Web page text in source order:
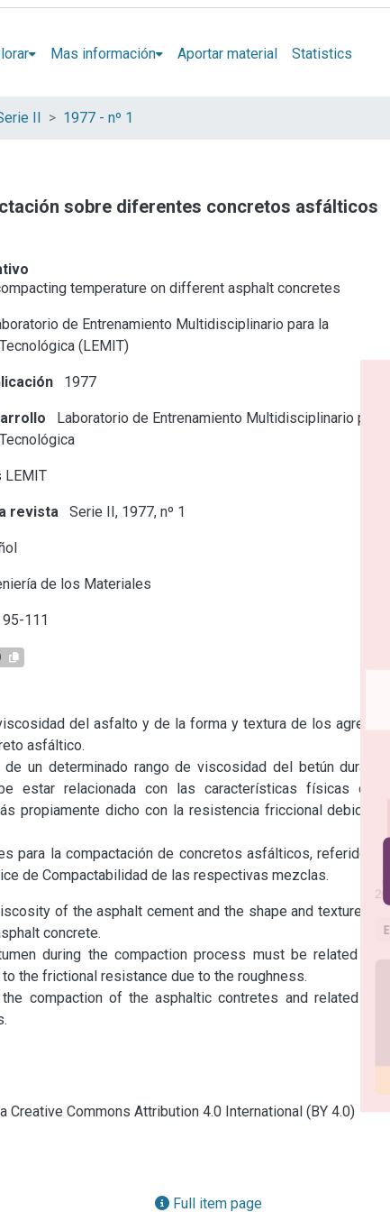
Mas información Aportar material Statistics
II 1977 - nº 1
sobre diferentes concretos asfálticos
temperature on different asphalt concretes
de Entrenamiento Multidisciplinario para la
(LEMIT)
1977
Laboratorio de Entrenamiento Multidisciplinario para la
LEMIT
revista Serie II, 1977, nº 1
de los Materiales
95-111
del asfalto y de la forma y textura de los
asfáltico.
un determinado rango de viscosidad del betún durante
estar relacionada con las características físicas de
propiamente dicho con la resistencia friccional debida a
para la compactación de concretos asfálticos, referidos a
de Compactabilidad de las respectivas mezclas.
of the asphalt cement and the shape and texture of
concrete.
during the compaction process must be related to
the frictional resistance due to the roughness.
compaction of the asphaltic contretes and related to
Creative Commons Attribution 4.0 International (BY 4.0)
Full item page